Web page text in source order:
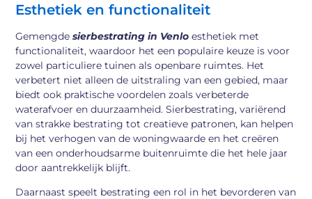
Esthetiek en functionaliteit
Gemengdesierbestrating in Venlo esthetiek met
functionaliteit, waardoor het een populaire keuze is voor
zowel particuliere tuinen als openbare ruimtes. Het
verbetert niet alleen de uitstraling van een gebied, maar
biedt ook praktische voordelen zoals verbeterde
waterafvoer en duurzaamheid. Sierbestrating, variërend
van strakke bestrating tot creatieve patronen, kan helpen
bij het verhogen van de woningwaarde en het creëren
van een onderhoudsarme buitenruimte die het hele jaar
door aantrekkelijk blijft.
Daarnaast speelt bestrating een rol in het bevorderen van